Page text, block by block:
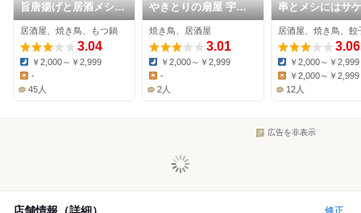
旨唐揚げと居酒メシ
ミライザカ 宇都宮駅
西口店
居酒屋、焼き鳥、もつ鍋
3.04
Dinner:
￥2,000～￥2,999
Lunch:
-
45人
やきとりの扇屋 宇都
宮宮の内店
焼き鳥、居酒屋
3.01
Dinner:
￥2,000～￥2,999
Lunch:
-
2人
串とメシにはサ
ル 宇都宮店
居酒屋、焼き鳥、餃
3.06
Dinner:
￥2,000～￥2,999
Lunch:
￥2,000～￥2,999
12人
広告を非表示